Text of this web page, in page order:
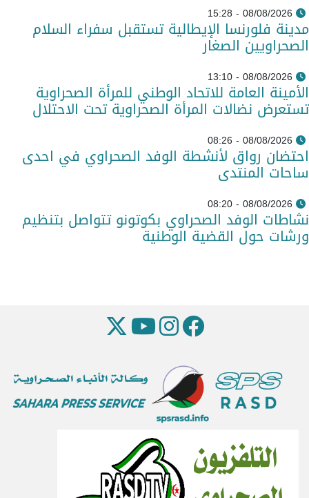
08/08/2026 - 15:28
مدينة فلورنسا الإيطالية تستقبل سفراء السلام
الصحراويين الصغار
08/08/2026 - 13:10
الأمينة العامة للاتحاد الوطني للمرأة الصحراوية
تستعرض نضالات المرأة الصحراوية تحت الاحتلال
08/08/2026 - 08:26
احتضان رواق لأنشطة الوفد الصحراوي في احدى
ساحات المنتدى
08/08/2026 - 08:20
نشاطات الوفد الصحراوي بكوتونو تتواصل بتنظيم
ورشات حول القضية الوطنية